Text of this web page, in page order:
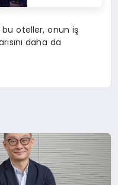
bu oteller, onun iş
daha da